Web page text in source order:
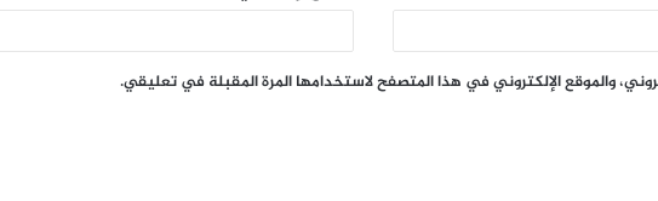
والموقع الإلكتروني في هذا المتصفح لاستخدامها المرة المقبلة في تعليقي.